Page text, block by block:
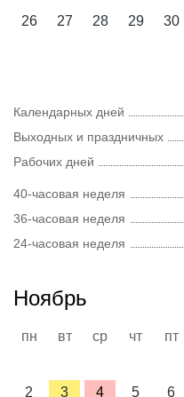
26
27 28 29 30
Календарных дней
Выходных и праздничных
Рабочих дней
40-часовая неделя
36-часовая неделя
24-часовая неделя
Ноябрь
пн вт ср чт пт
2
3 4 5 6